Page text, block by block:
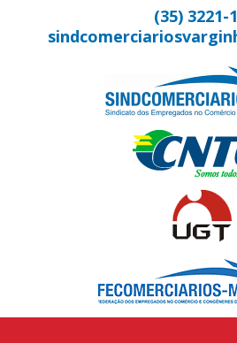
(35) 3221-